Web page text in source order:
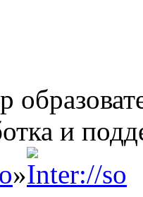
и
»